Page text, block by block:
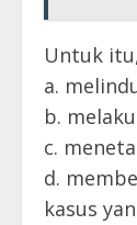
Untuk
a.
b.
c.
d.
kasus